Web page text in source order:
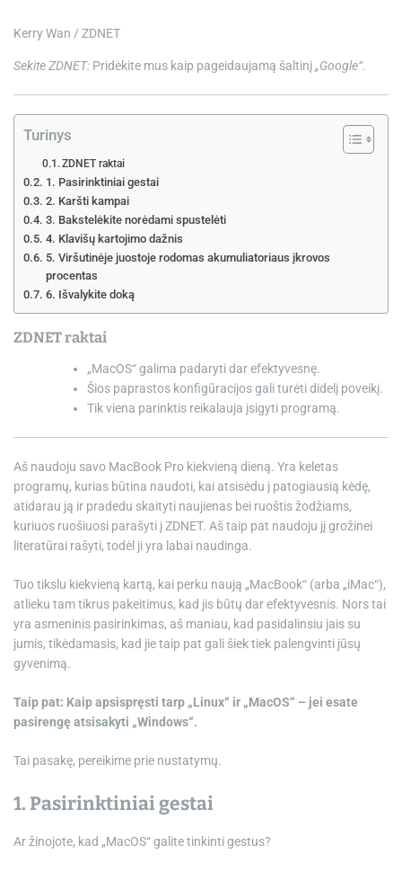
Kerry Wan / ZDNET
Sekite ZDNET: Pridėkite mus kaip pageidaujamą šaltinį„Google“.
Turinys
ZDNET raktai
1. Pasirinktiniai gestai
2. Karšti kampai
3. Bakstelėkite norėdami spustelėti
4. Klavišų kartojimo dažnis
5. Viršutinėje juostoje rodomas akumuliatoriaus įkrovos
procentas
6. Išvalykite doką
ZDNET raktai
„MacOS“ galima padaryti dar efektyvesnę.
Šios paprastos konfigūracijos gali turėti didelį poveikį.
Tik viena parinktis reikalauja įsigyti programą.
Aš naudoju savo MacBook Pro kiekvieną dieną. Yra keletas
programų, kurias būtina naudoti, kai atsisėdu į patogiausią kėdę,
atidarau ją ir pradedu skaityti naujienas bei ruoštis žodžiams,
kuriuos ruošiuosi parašyti į ZDNET. Aš taip pat naudoju jį grožinei
literatūrai rašyti, todėl ji yra labai naudinga.
Tuo tikslu kiekvieną kartą, kai perku naują „MacBook“ (arba „iMac“),
atlieku tam tikrus pakeitimus, kad jis būtų dar efektyvesnis. Nors tai
yra asmeninis pasirinkimas, aš maniau, kad pasidalinsiu jais su
jumis, tikėdamasis, kad jie taip pat gali šiek tiek palengvinti jūsų
gyvenimą.
Taip pat: Kaip apsispręsti tarp „Linux“ ir „MacOS“ – jei esate
pasirengę atsisakyti „Windows“.
Tai pasakę, pereikime prie nustatymų.
1. Pasirinktiniai gestai
Ar žinojote, kad „MacOS“ galite tinkinti gestus?